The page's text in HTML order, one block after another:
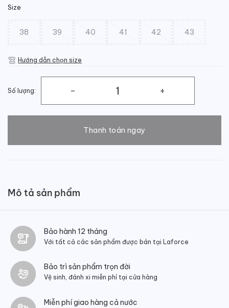
Size
38 39 40 41 42 43
Hướng dẫn chọn size
Số lượng:
Giày lười nam đai ngang số lượng
Thanh toán ngay
Mô tả sản phẩm
Bảo hành 12 tháng
Với tất cả các sản phẩm được bán tại Laforce
Bảo trì sản phẩm trọn đời
Vệ sinh, đánh xi miễn phí tại cửa hàng
Miễn phí giao hàng cả nước